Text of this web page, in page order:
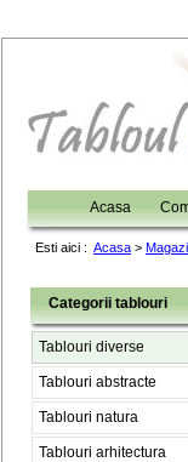
Acasa
Esti aici : Acasa >
Categorii tablouri
Tablouri diverse
Tablouri abstracte
Tablouri natura
Tablouri arhitectura